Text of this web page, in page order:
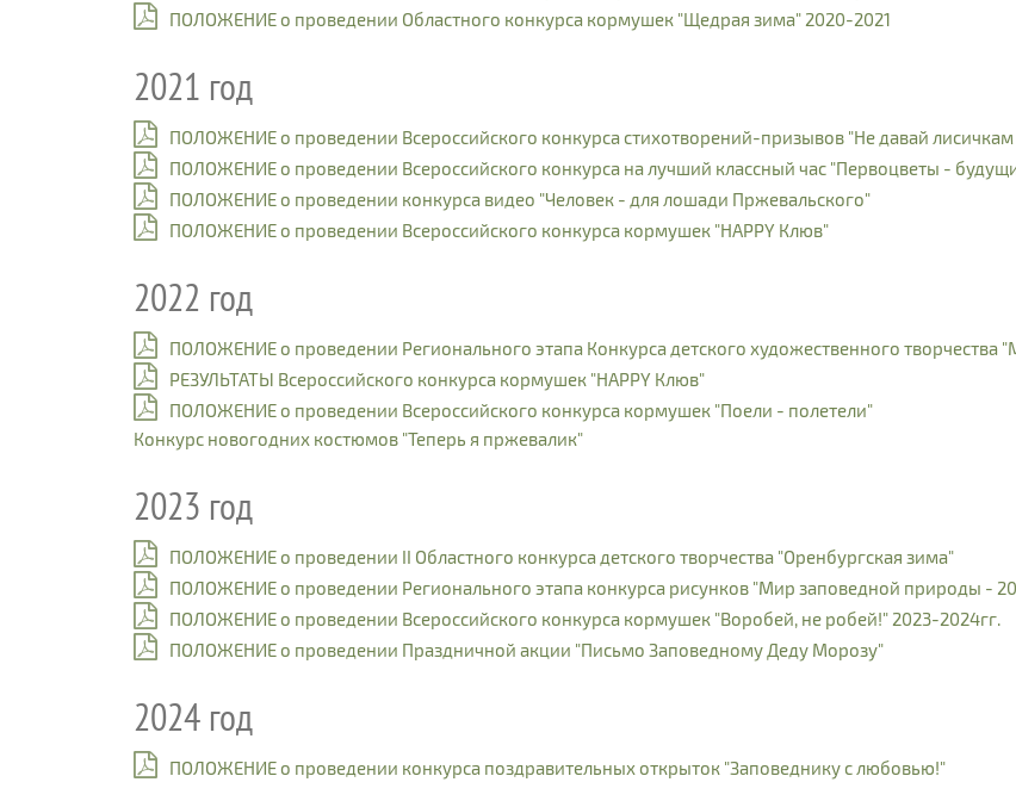
ПОЛОЖЕНИЕ о проведении Областного конкурса кормушек "Щедрая зима" 2020-2021
2021 год
ПОЛОЖЕНИЕ о проведении Всероссийского конкурса стихотворений-призывов "Не давай лисичкам
ПОЛОЖЕНИЕ о проведении Всероссийского конкурса на лучший классный час "Первоцветы -
ПОЛОЖЕНИЕ о проведении конкурса видео "Человек - для лошади Пржевальского"
ПОЛОЖЕНИЕ о проведении Всероссийского конкурса кормушек "HAPPY Клюв"
2022 год
ПОЛОЖЕНИЕ о проведении Регионального этапа Конкурса детского художественного творчества
РЕЗУЛЬТАТЫ Всероссийского конкурса кормушек "HAPPY Клюв"
ПОЛОЖЕНИЕ о проведении Всероссийского конкурса кормушек "Поели - полетели"
Конкурс новогодних костюмов "Теперь я пржевалик"
2023 год
ПОЛОЖЕНИЕ о проведении II Областного конкурса детского творчества "Оренбургская зима"
ПОЛОЖЕНИЕ о проведении Регионального этапа конкурса рисунков "Мир заповедной природы -
ПОЛОЖЕНИЕ о проведении Всероссийского конкурса кормушек "Воробей, не робей!" 2023-2024гг.
ПОЛОЖЕНИЕ о проведении Праздничной акции "Письмо Заповедному Деду Морозу"
2024 год
ПОЛОЖЕНИЕ о проведении конкурса поздравительных открыток "Заповеднику с любовью!"